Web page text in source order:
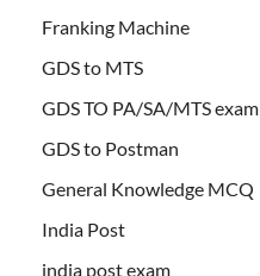
Franking Machine
GDS to MTS
GDS TO PA/SA/MTS exam
GDS to Postman
General Knowledge MCQ
India Post
india post exam